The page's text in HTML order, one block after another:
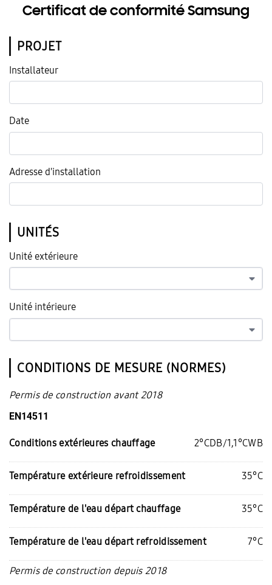
Certificat de conformité Samsung
PROJET
Installateur
Date
Adresse d'installation
UNITÉS
Unité extérieure
Unité intérieure
CONDITIONS DE MESURE (NORMES)
Permis de construction avant 2018
EN14511
Conditions extérieures chauffage 2°CDB/1,1°CWB
Température extérieure refroidissement 35°C
Température de l'eau départ chauffage 35°C
Température de l'eau départ refroidissement 7°C
Permis de construction depuis 2018